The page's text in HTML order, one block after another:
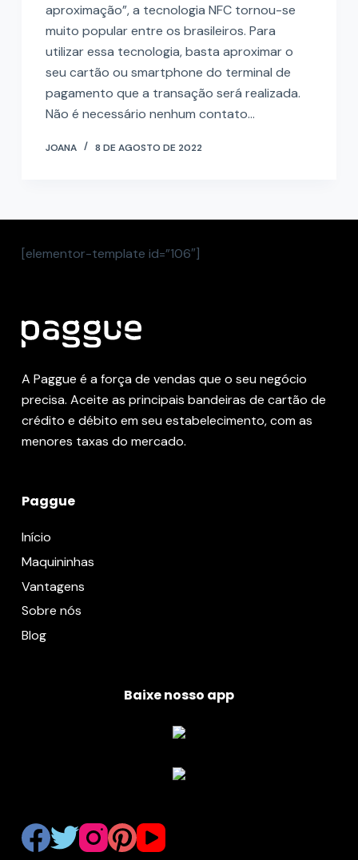
aproximação”, a tecnologia NFC tornou-se
muito popular entre os brasileiros. Para
utilizar essa tecnologia, basta aproximar o
seu cartão ou smartphone do terminal de
pagamento que a transação será realizada.
Não é necessário nenhum contato…
JOANA 8 DE AGOSTO DE 2022
[elementor-template id=”106″]
A Paggue é a força de vendas que o seu negócio
precisa. Aceite as principais bandeiras de cartão de
crédito e débito em seu estabelecimento, com as
menores taxas do mercado.
Paggue
Início
Maquininhas
Vantagens
Sobre nós
Blog
Baixe nosso app